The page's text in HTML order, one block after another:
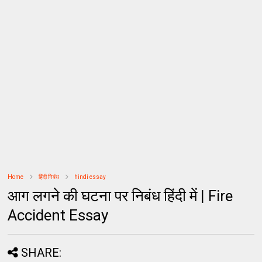
Home हिंदी निबंध hindi essay
आग लगने की घटना पर निबंध हिंदी में | Fire
Accident Essay
SHARE: